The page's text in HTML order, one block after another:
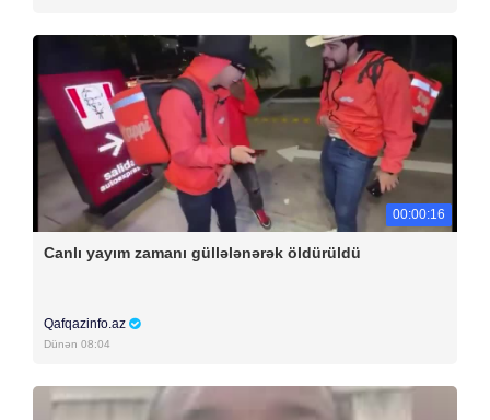
00:00:16
Canlı yayım zamanı güllələnərək öldürüldü
Qafqazinfo.az
Dünən 08:04